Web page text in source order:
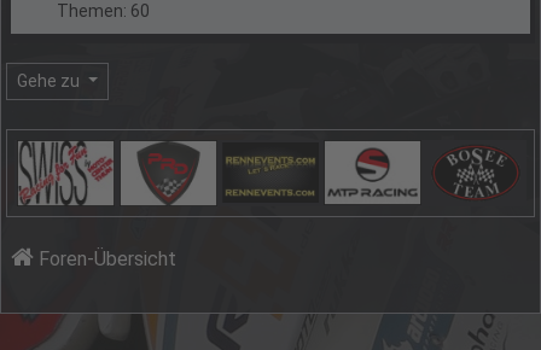
Themen: 60
Gehe zu
Foren-Übersicht